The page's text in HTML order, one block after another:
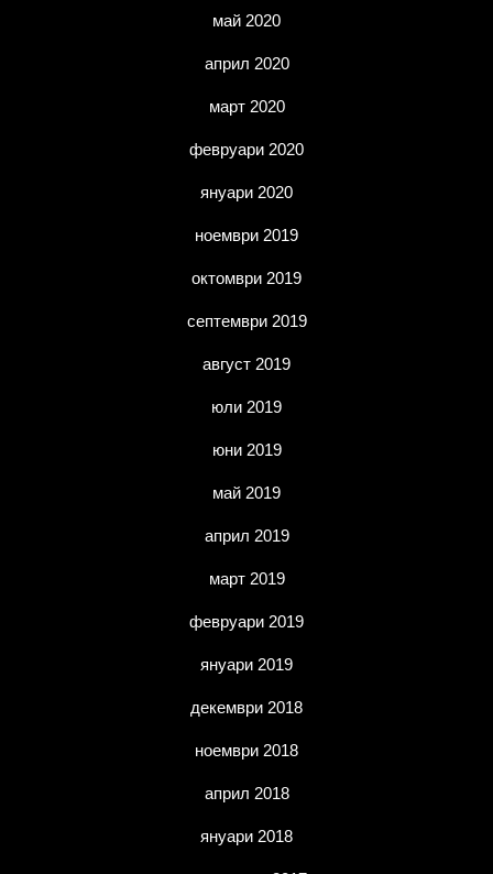
май 2020
април 2020
март 2020
февруари 2020
януари 2020
ноември 2019
октомври 2019
септември 2019
август 2019
юли 2019
юни 2019
май 2019
април 2019
март 2019
февруари 2019
януари 2019
декември 2018
ноември 2018
април 2018
януари 2018